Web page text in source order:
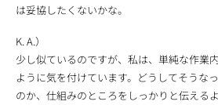
は妥協したくないかな。
K. A.）
少し似ているのですが、私は、単純な作業
ように気を付けています。どうしてそうな
のか、仕組みのところをしっかりと伝える